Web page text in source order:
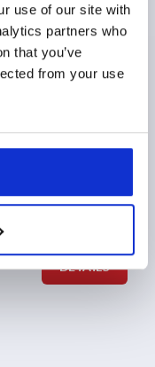
use of our site with
partners who
that you’ve
from your use
réglable
DÉTAILS